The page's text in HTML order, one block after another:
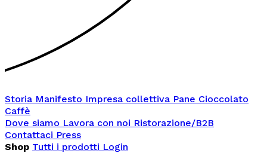
Storia Manifesto Impresa collettiva Pane Cioccolato
Caffè
Dove siamo Lavora con noi Ristorazione/B2B
Contattaci Press
Shop Tutti i prodotti Login